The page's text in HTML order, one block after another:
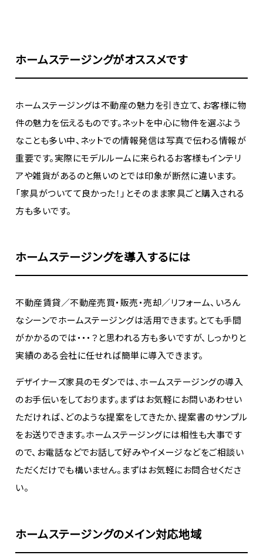
ホームステージングがオススメです
ホームステージングは不動産の魅力を引き立て、お客様に物
件の魅力を伝えるものです。ネットを中心に物件を選ぶよう
なことも多い中、ネットでの情報発信は写真で伝わる情報が
重要です。実際にモデルルームに来られるお客様もインテリ
アや雑貨があるのと無いのとでは印象が断然に違います。
「家具がついてて良かった！」とそのまま家具ごと購入される
方も多いです。
ホームステージングを導入するには
不動産賃貸／不動産売買・販売・売却／リフォーム、いろん
なシーンでホームステージングは活用できます。とても手間
がかかるのでは・・・？と思われる方も多いですが、しっかりと
実績のある会社に任せれば簡単に導入できます。
デザイナーズ家具のモダンでは、ホームステージングの導入
のお手伝いをしております。まずはお気軽にお問いあわせい
ただければ、どのような提案をしてきたか、提案書のサンプル
をお送りできます。ホームステージングには相性も大事です
ので、お電話などでお話して好みやイメージなどをご相談い
ただくだけでも構いません。まずはお気軽にお問合せくださ
い。
ホームステージングのメイン対応地域